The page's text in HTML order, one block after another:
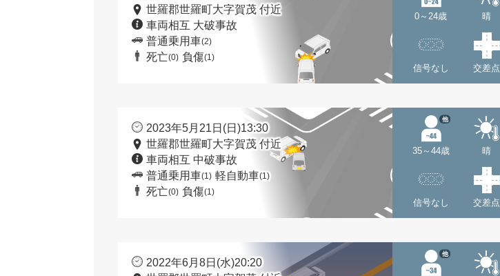
世羅郡世羅町大字賀茂 付近
車両相互 大破事故
普通乗用車(2)
死亡(0) 負傷(1)
0～24歳 晴
信号なし 交差点
2023年5月21日(日)13:30
世羅郡世羅町大字賀茂 付近
車両相互 中破事故
普通乗用車(1) 軽自動車(1)
死亡(0) 負傷(1)
35～44歳
他
晴
信号なし 交差点
2022年6月8日(水)20:20
他